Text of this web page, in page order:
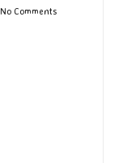
No Comments